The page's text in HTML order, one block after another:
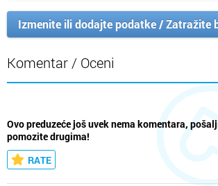
Izmenite ili dodajte podatke / Zatražite
Komentar / Oceni
Ovo preduzeće još uvek nema komentara,
pomozite drugima!
RATE